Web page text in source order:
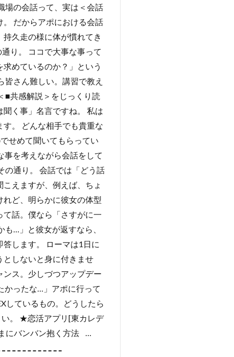
場の会話って、実は＜会話
だからアポにおける会話
久走の様に体が慣れてき
り。 ココで大事な事って
めているのか？」という
さん難しい。講習で教え
■共感解説＞をじっくり読
く事」名言ですね。 私は
。 どんな相手でも貴重な
せめて聞いてもらってい
事を考えながら会話をして
の通り。 会話では「どう話
えますが、例えば、ちょ
ど、明らかに彼女の体型
話。僕なら「さすがに一
…」と彼女が返すなら、
します。 ローマは1日に
としないと身に付きませ
ス。少しづつアップデー
たな…」アポに行って
しているもの。どうしたら
。 ★恋活アプリ[東カレデ
にバンバン抱く方法 …